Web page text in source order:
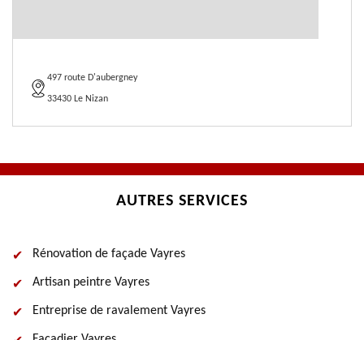
497 route D'aubergney
33430 Le Nizan
AUTRES SERVICES
Rénovation de façade Vayres
Artisan peintre Vayres
Entreprise de ravalement Vayres